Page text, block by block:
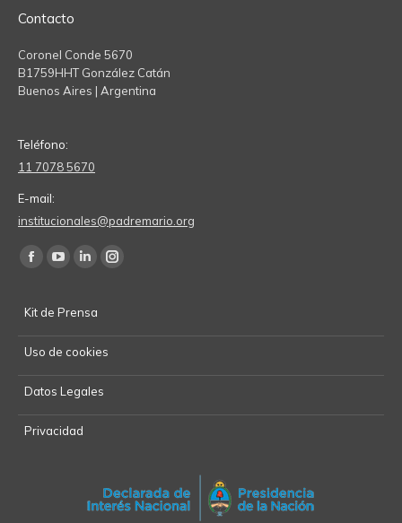
Contacto
Coronel Conde 5670
B1759HHT González Catán
Buenos Aires | Argentina
Teléfono:
11 7078 5670
E-mail:
institucionales@padremario.org
Find us on:
Facebook
opens
in
new
window
opens
in
new
window
Linkedin
opens
in
new
window
Instagram
in
Kit de Prensa
Uso de cookies
Datos Legales
Privacidad